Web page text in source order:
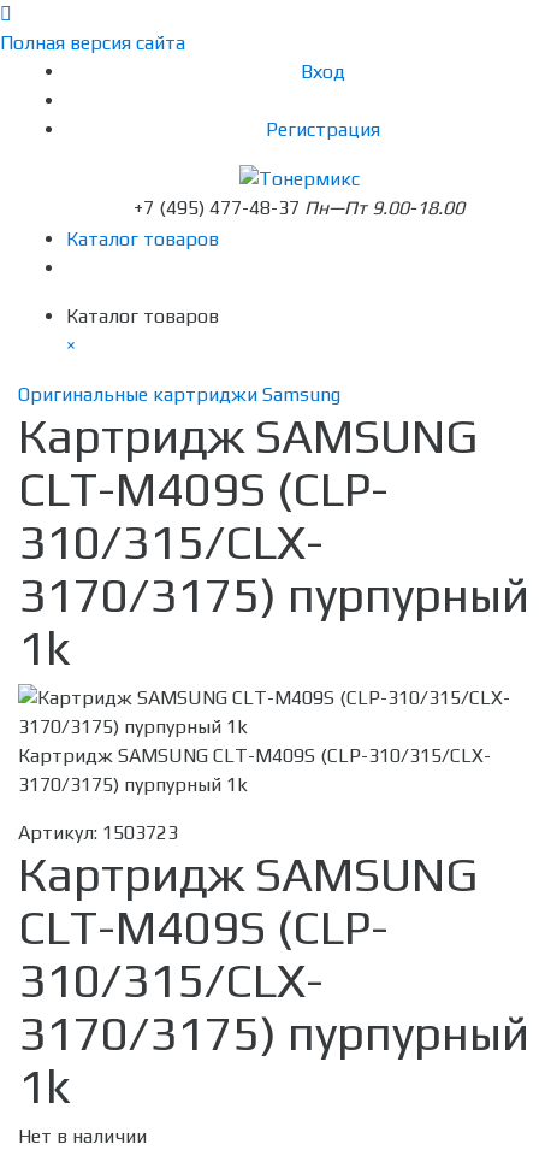
Полная версия сайта
Вход
Регистрация
+7 (495) 477-48-37 Пн—Пт 9.00-18.00
Каталог товаров
Каталог товаров
×
Оригинальные картриджи Samsung
Картридж SAMSUNG
CLT-M409S (CLP-
310/315/CLX-
3170/3175) пурпурный
1k
Картридж SAMSUNG CLT-M409S (CLP-310/315/CLX-
3170/3175) пурпурный 1k
Артикул: 1503723
Картридж SAMSUNG
CLT-M409S (CLP-
310/315/CLX-
3170/3175) пурпурный
1k
Нет в наличии